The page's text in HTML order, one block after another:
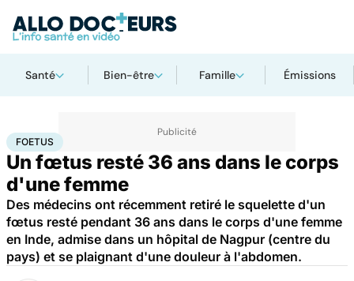
Santé Bien-être Famille Émissions
AccueilFamille
FOETUS
Un fœtus resté 36 ans dans le corps
d'une femme
Des médecins ont récemment retiré le squelette d'un
fœtus resté pendant 36 ans dans le corps d'une femme
en Inde, admise dans un hôpital de Nagpur (centre du
pays) et se plaignant d'une douleur à l'abdomen.